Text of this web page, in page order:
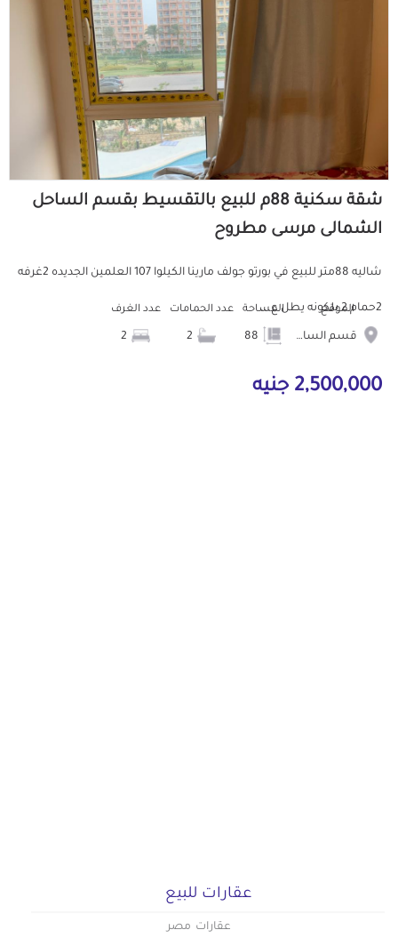
شقة سكنية 88م للبيع بالتقسيط بقسم الساحل
الشمالى مرسى مطروح
شاليه 88متر للبيع في بورتو جولف مارينا الكيلوا 107 العلمين الجديده 2غرفه
2حمام 2 بلكونه يطل ع... الموقع
قسم الساحل الشمالى
المساحة عدد الحمامات عدد الغرف
2,500,000 جنيه
عقارات للبيع
عقارات مصر